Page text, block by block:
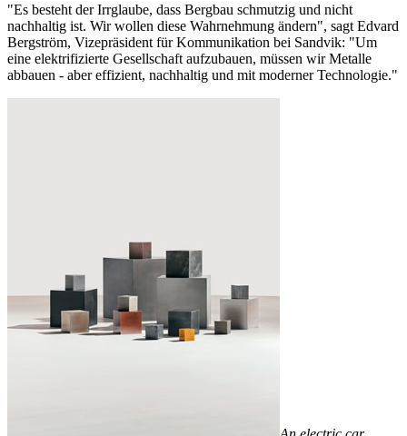
"Es besteht der Irrglaube, dass Bergbau schmutzig und nicht
nachhaltig ist. Wir wollen diese Wahrnehmung ändern", sagt Edvard
Bergström, Vizepräsident für Kommunikation bei Sandvik: "Um
eine elektrifizierte Gesellschaft aufzubauen, müssen wir Metalle
abbauen - aber effizient, nachhaltig und mit moderner Technologie."